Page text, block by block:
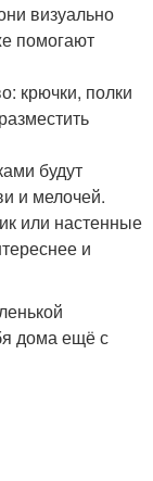
визуально
помогают
крючки, полки
будут
и мелочей.
или настенные
и
дома ещё с